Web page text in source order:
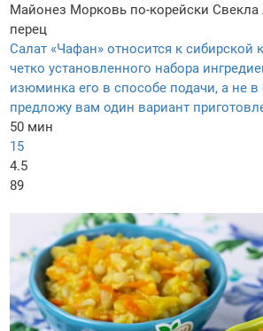
Майонез Морковь по-корейски Свекла
перец
Салат «Чафан» относится к сибирской
четко установленного набора
изюминка его в способе подачи, а не в
предложу вам один вариант
50 мин
15
4.5
89